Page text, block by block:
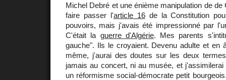
Michel Debré et une énième manipulation de de
faire passer l'article 16de la Constitution
pouvoirs, mais j'avais été impressionné par
C'était la guerre d'Algérie. Mes parents
gauche". Ils le croyaient. Devenu adulte et en
même, j'aurai des doutes sur les deux
jamais au concert, ni au musée, et
un réformisme social-démocrate petit